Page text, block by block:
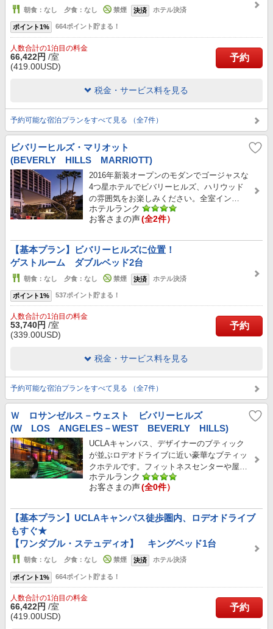
朝食：なし 夕食：なし 禁煙 決済 ホテル決済
ポイント1% 664ポイント貯まる！
人数合計の1泊目の料金
66,422円 /室
(419.00USD)
予約
税金・サービス料を見る
予約可能な宿泊プランをすべて見る （全7件）
ビバリーヒルズ・マリオット
(BEVERLY HILLS MARRIOTT)
2016年新装オープンのモダンでゴージャスな
4つ星ホテルでビバリーヒルズ、ハリウッド
の雰囲気をお楽しみください。全室イン…
ホテルランク
お客さまの声(全2件）
【基本プラン】ビバリーヒルズに位置！
ゲストルーム ダブルベッド2台
朝食：なし 夕食：なし 禁煙 決済 ホテル決済
ポイント1% 537ポイント貯まる！
人数合計の1泊目の料金
53,740円 /室
(339.00USD)
予約
税金・サービス料を見る
予約可能な宿泊プランをすべて見る （全7件）
Ｗ ロサンゼルス－ウェスト ビバリーヒルズ
(W LOS ANGELES－WEST BEVERLY HILLS)
UCLAキャンパス、デザイナーのブティック
が並ぶロデオドライブに近い豪華なブティッ
クホテルです。フィットネスセンターや屋…
ホテルランク
お客さまの声(全0件）
【基本プラン】UCLAキャンパス徒歩圏内、ロデオドライブ
もすぐ★
【ワンダブル・ステュディオ】 キングベッド1台
朝食：なし 夕食：なし 禁煙 決済 ホテル決済
ポイント1% 664ポイント貯まる！
人数合計の1泊目の料金
66,422円 /室
(419.00USD)
予約